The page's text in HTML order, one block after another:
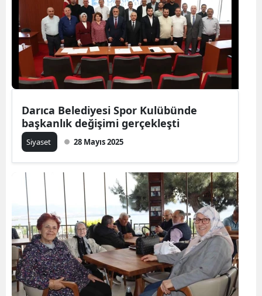
Darıca Belediyesi Spor Kulübünde
başkanlık değişimi gerçekleşti
Siyaset 28 Mayıs 2025